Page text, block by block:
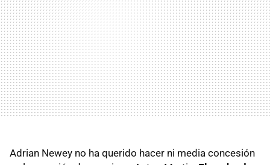
Adrian Newey no ha querido hacer ni media concesión